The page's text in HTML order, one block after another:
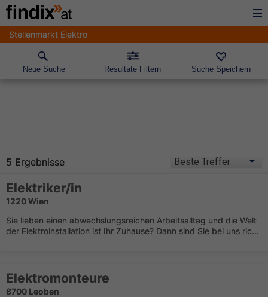
Stellenmarkt Elektro
Neue Suche Resultate Filtern Suche Speichern
5 Ergebnisse
Elektriker/in
1220 Wien
Sie lieben einen abwechslungsreichen Arbeitsalltag und die Welt
der Elektroinstallation ist Ihr Zuhause? Dann sind Sie bei uns ric...
Elektromonteure
8700 Leoben